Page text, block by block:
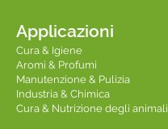
Applicazioni
Cura & Igiene
Aromi & Profumi
Manutenzione & Pulizia
Industria & Chimica
Cura & Nutrizione degli animali